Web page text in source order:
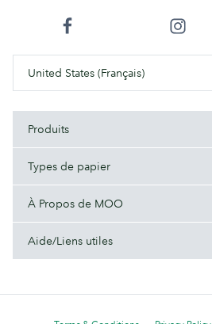
United States (Français)
Produits
Types de papier
À Propos de MOO
Aide/Liens utiles